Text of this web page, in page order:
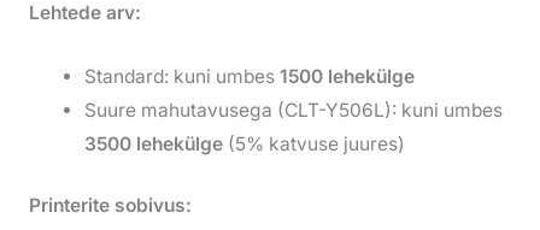
Lehtede arv:
Standard: kuni umbes1500 lehekülge
Suure mahutavusega (CLT-Y506L): kuni umbes
3500 lehekülge (5% katvuse juures)
Printerite sobivus: